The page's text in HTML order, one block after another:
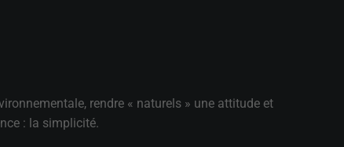
rendre « naturels » une attitude et
: la simplicité.